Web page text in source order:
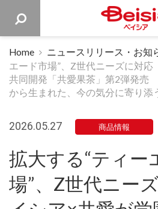
Home ニュースリリース・お知
エード市場”、Z世代ニーズに対
共同開発「共愛果茶」第2弾発売
から生まれた、今の気分に寄り添
2026.05.27 商品情報
拡大する“ティー
場”、Z世代ニー